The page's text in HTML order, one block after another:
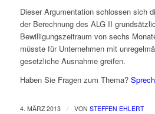
Dieser Argumentation schlossen sich
der Berechnung des ALG II
Bewilligungszeitraum von sechs
müsste für Unternehmen mit
gesetzliche Ausnahme greifen.
Haben Sie Fragen zum Thema?
4. MÄRZ 2013 / VON STEFFEN EHLERT